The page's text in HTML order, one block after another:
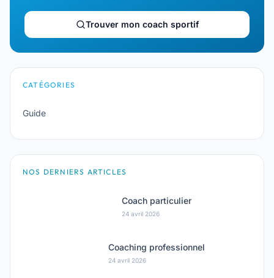
Trouver mon coach sportif
CATÉGORIES
Guide
NOS DERNIERS ARTICLES
Coach particulier
24 avril 2026
Coaching professionnel
24 avril 2026